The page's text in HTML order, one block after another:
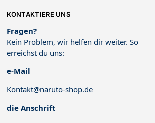
KONTAKTIERE UNS
Fragen?
Kein Problem, wir helfen dir weiter. So
erreichst du uns:
e-Mail
Kontakt@naruto-shop.de
die Anschrift